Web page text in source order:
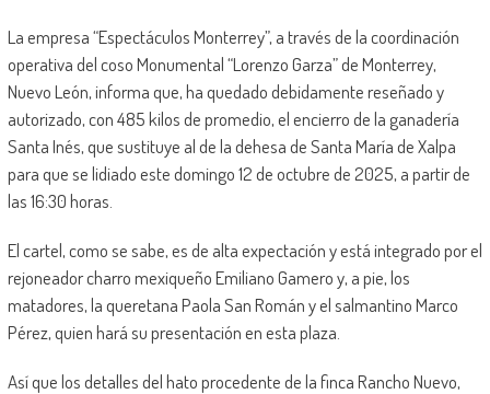
La empresa “Espectáculos Monterrey”, a través de la coordinación
operativa del coso Monumental “Lorenzo Garza” de Monterrey,
Nuevo León, informa que, ha quedado debidamente reseñado y
autorizado, con 485 kilos de promedio, el encierro de la ganadería
Santa Inés, que sustituye al de la dehesa de Santa María de Xalpa
para que se lidiado este domingo 12 de octubre de 2025, a partir de
las 16:30 horas.
El cartel, como se sabe, es de alta expectación y está integrado por el
rejoneador charro mexiqueño Emiliano Gamero y, a pie, los
matadores, la queretana Paola San Román y el salmantino Marco
Pérez, quien hará su presentación en esta plaza.
Así que los detalles del hato procedente de la finca Rancho Nuevo,